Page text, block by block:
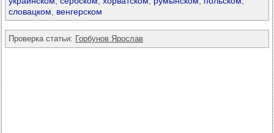
словацком
венгерском
Проверка статьи: Горбунов Ярослав